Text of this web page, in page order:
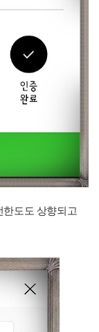
한도도 상향되고